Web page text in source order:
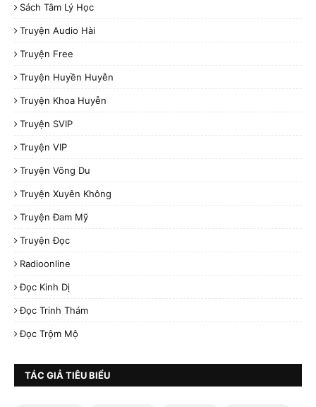
Sách Tâm Lý Học
Truyện Audio Hài
Truyện Free
Truyện Huyền Huyễn
Truyện Khoa Huyễn
Truyện SVIP
Truyện VIP
Truyện Võng Du
Truyện Xuyên Không
Truyện Đam Mỹ
Truyện Đọc
Radioonline
Đọc Kinh Dị
Đọc Trinh Thám
Đọc Trộm Mộ
TÁC GIẢ TIÊU BIỂU